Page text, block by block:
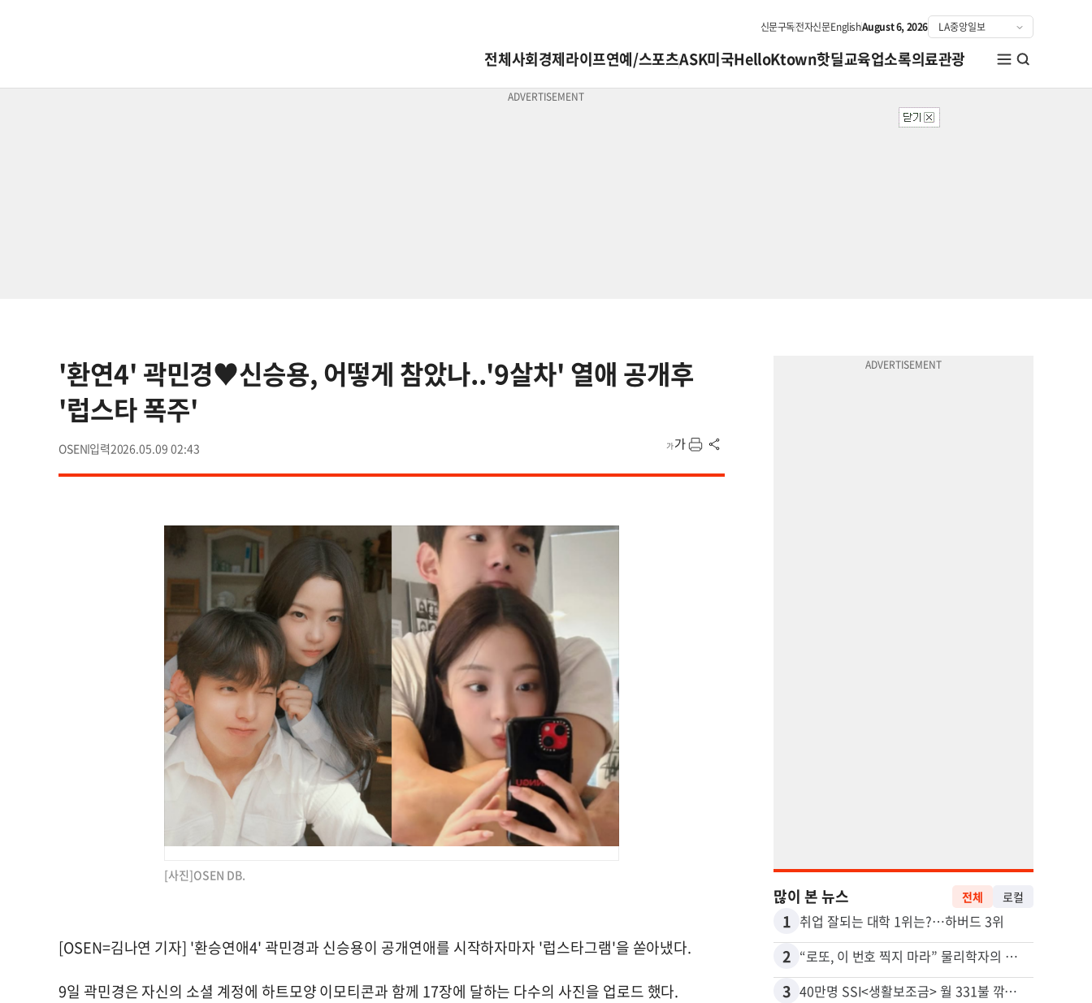
신문구독전자신문EnglishAugust 6, 2026
전체사회경제라이프연예/스포츠ASK미국HelloKtown핫딜교육업소록의료관광
'환연4' 곽민경♥신승용, 어떻게 참았나..'9살차' 열애 공개후
'럽스타 폭주'
OSEN 2026.05.09 02:43
[사진]OSEN DB.
[OSEN=김나연 기자] '환승연애4' 곽민경과 신승용이 공개연애를 시작하자마자 '럽스타그램'을 쏟아냈다.
9일 곽민경은 자신의 소셜 계정에 하트모양 이모티콘과 함께 17장에 달하는 다수의 사진을 업로드 했다.
많이 본 뉴스 전체 로컬
1 취업 잘되는 대학 1위는?…하버드 3위
2 “로또, 이 번호 찍지 마라” 물리학자의 당첨금 높이는 비밀
3 40만명 SSI<생활보조금> 월 331불 깎이나